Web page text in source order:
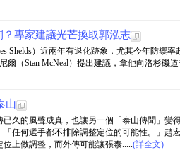
專家建議光芒換取郭泓志
Shelds）近兩年有退化跡象，尤其今年防禦
爾（Stan McNeal）提出建議，拿他向洛杉磯
山
久的風聲成真，也讓另一個「泰山傳聞」變
任何選手都不排除調整定位的可能性。」趙
上做調整，而外傳可能讓張泰.....(詳全文)